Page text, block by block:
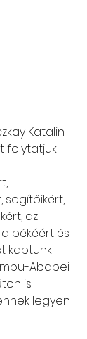
Katalin
folytatjuk
segítőikért,
az
békéért és
kaptunk
Ababei
is
legyen